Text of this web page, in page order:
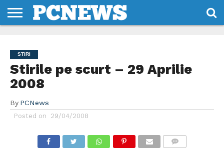
NOI
SI
CONDITII
STIRI
Stirile pe scurt – 29 Aprilie
2008
By PCNews
Posted on 29/04/2008